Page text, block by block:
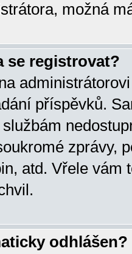
možná
se registrovat?
příspěvků.
zprávy,
atd. Vřele vám
odhlášen?